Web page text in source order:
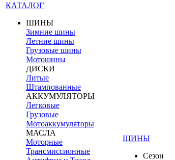
КАТАЛОГ
ШИНЫ
Зимние шины
Летние шины
Грузовые шины
Мотошины
ДИСКИ
Литые
Штампованные
АККУМУЛЯТОРЫ
Легковые
Грузовые
Мотоаккумуляторы
МАСЛА
Моторные
Трансмиссионные
ШИНЫ
Сезон